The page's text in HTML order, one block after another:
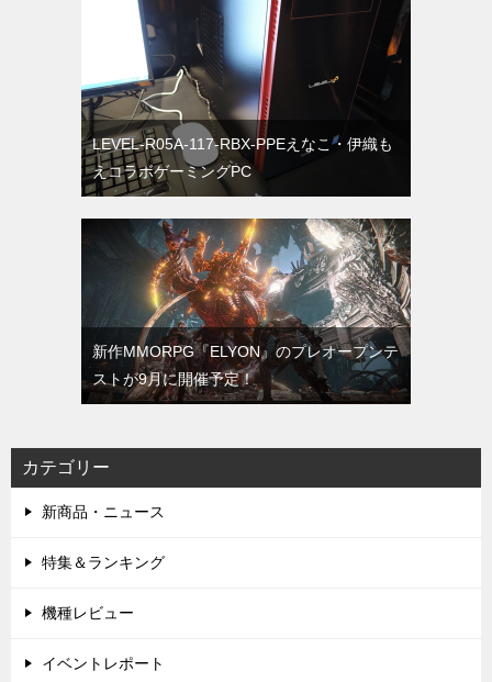
LEVEL-R05A-117-RBX-PPEえなこ・伊織も
えコラボゲーミングPC
新作MMORPG『ELYON』のプレオープンテ
ストが9月に開催予定！
カテゴリー
新商品・ニュース
特集＆ランキング
機種レビュー
イベントレポート